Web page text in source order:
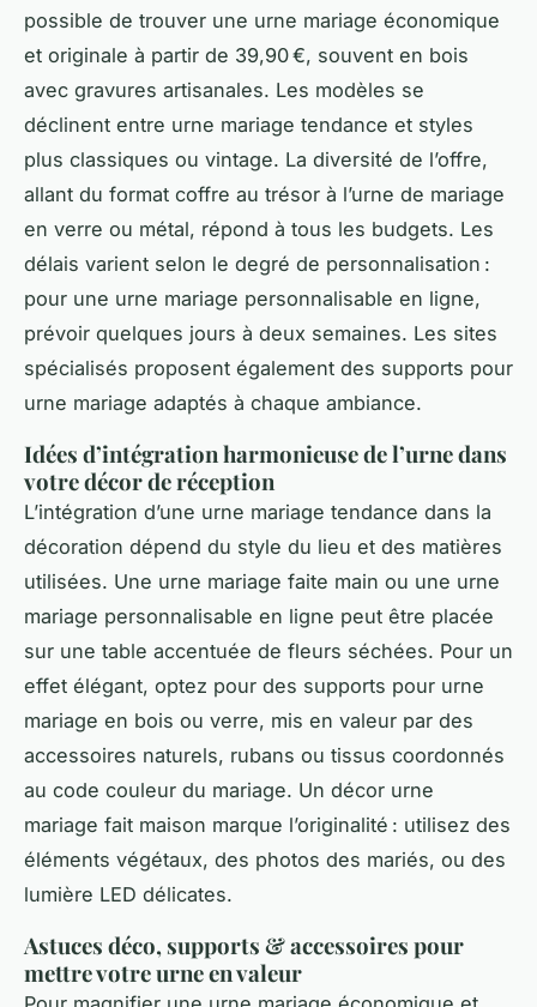
possible de trouver une urne mariage économique
et originale à partir de 39,90 €, souvent en bois
avec gravures artisanales. Les modèles se
déclinent entre urne mariage tendance et styles
plus classiques ou vintage. La diversité de l’offre,
allant du format coffre au trésor à l’urne de mariage
en verre ou métal, répond à tous les budgets. Les
délais varient selon le degré de personnalisation :
pour une urne mariage personnalisable en ligne,
prévoir quelques jours à deux semaines. Les sites
spécialisés proposent également des supports pour
urne mariage adaptés à chaque ambiance.
Idées d’intégration harmonieuse de l’urne dans
votre décor de réception
L’intégration d’une urne mariage tendance dans la
décoration dépend du style du lieu et des matières
utilisées. Une urne mariage faite main ou une urne
mariage personnalisable en ligne peut être placée
sur une table accentuée de fleurs séchées. Pour un
effet élégant, optez pour des supports pour urne
mariage en bois ou verre, mis en valeur par des
accessoires naturels, rubans ou tissus coordonnés
au code couleur du mariage. Un décor urne
mariage fait maison marque l’originalité : utilisez des
éléments végétaux, des photos des mariés, ou des
lumière LED délicates.
Astuces déco, supports & accessoires pour
mettre votre urne en valeur